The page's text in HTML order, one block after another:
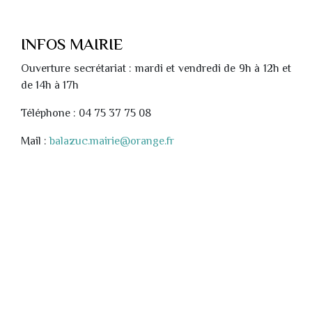
INFOS MAIRIE
Ouverture secrétariat : mardi et vendredi de 9h à 12h et
de 14h à 17h
Téléphone : 04 75 37 75 08
Mail :balazuc.mairie@orange.fr